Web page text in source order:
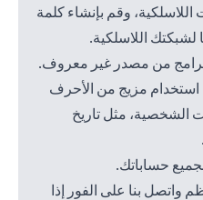
وقم بإنشاء كلمة
اللاسلكية.
برامج من مصدر غير معروف.
استخدام مزيج من الأحرف
الشخصية، مثل تاريخ
حساباتك.
بنا على الفور إذا